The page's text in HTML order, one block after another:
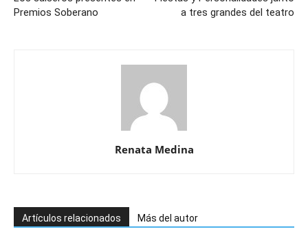
Premios Soberano
a tres grandes del teatro
Renata Medina
Artículos relacionados Más del autor